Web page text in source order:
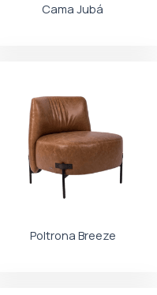
Cama Jubá
Poltrona Breeze